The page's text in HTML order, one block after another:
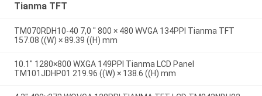
Tianma TFT
TM070RDH10-40 7,0 " 800 × 480 WVGA 134PPI Tianma TFT
157.08 ((W) × 89.39 ((H) mm
10.1" 1280×800 WXGA 149PPI Tianma LCD Panel
TM101JDHP01 219.96 ((W) × 138.6 ((H) mm